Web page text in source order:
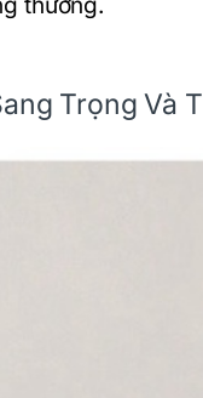
thường.
Trọng Và